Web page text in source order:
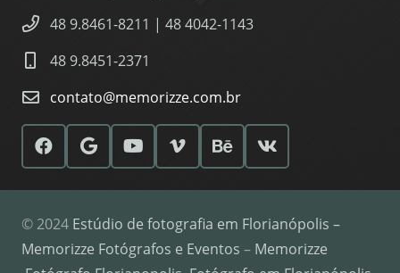
48 9.8461-8211 | 48 4042-1143
48 9.8451-2371
contato@memorizze.com.br
© 2024 Estúdio de fotografia em Florianópolis –
Memorizze Fotógrafos e Eventos – Memorizze